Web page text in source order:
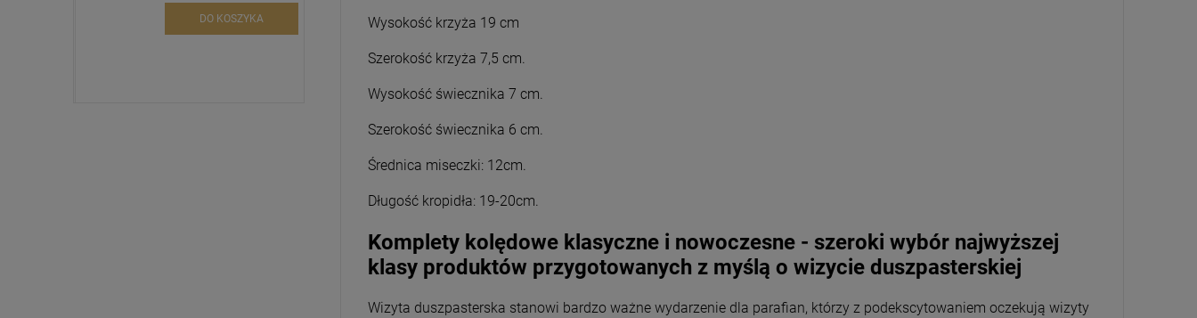
DO KOSZYKA -
DO KOSZYKA
Wysokość krzyża 19 cm
Szerokość krzyża 7,5 cm.
Wysokość świecznika 7 cm.
Szerokość świecznika 6 cm.
Średnica miseczki: 12cm.
Długość kropidła: 19-20cm.
Komplety kolędowe klasyczne i nowoczesne - szeroki wybór najwyższej
klasy produktów przygotowanych z myślą o wizycie duszpasterskiej
Wizyta duszpasterska stanowi bardzo ważne wydarzenie dla parafian, którzy z podekscytowaniem oczekują wizyty